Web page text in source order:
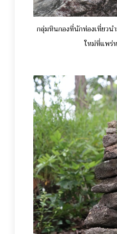
กลุ่มหินกองที่นักท่องเที่ยวนำ
ใหม่ที่แพร่